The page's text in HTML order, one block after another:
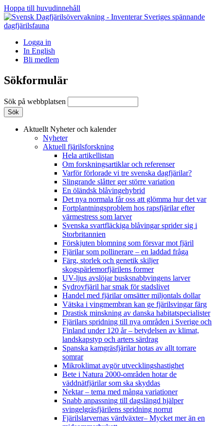
Hoppa till huvudinnehåll
Logga in
In English
Bli medlem
Sökformulär
Sök på webbplatsen
Aktuellt Nyheter och kalender
Nyheter
Aktuell fjärilsforskning
Hela artikellistan
Om forskningsartiklar och referenser
Varför förlorade vi tre svenska dagfjärilar?
Slingrande slåtter ger större variation
En öländsk blåvingehybrid
Det nya normala får oss att glömma hur det var
Fortplantningsproblem hos rapsfjärilar efter
värmestress som larver
Svenska svartfläckiga blåvingar sprider sig i
Storbritannien
Förskjuten blomning som försvar mot fjäril
Fjärilar som pollinerare – en laddad fråga
Färg, storlek och genetik skiljer
skogspärlemorfjärilens former
UV-ljus avslöjar busksnabbvingens larver
Sydrovfjäril har smak för stadslivet
Handel med fjärilar omsätter miljontals dollar
Vätska i vingmembran kan ge fjärilsvingar färg
Drastisk minskning av danska habitatspecialister
Fjärilars spridning till nya områden i Sverige och
Finland under 120 år– betydelsen av klimat,
landskapstyp och arters särdrag
Spanska kamgräsfjärilar hotas av allt torrare
somrar
Mikroklimat avgör utvecklingshastighet
Bete i Natura 2000-områden hotar de
väddnätfjärilar som ska skyddas
Nektar – tema med många variationer
Snabb anpassning till dagslängd hjälper
svingelgräsfjärilens spridning norrut
Fjärilslarvernas värdväxter– Mycket mer än en